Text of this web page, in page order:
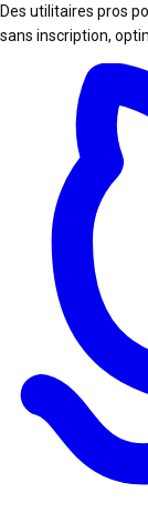
Des utilitaires pros
sans inscription,